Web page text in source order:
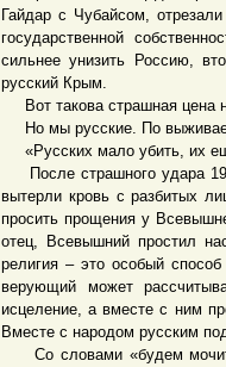
Гайдар с Чубайсом,
государственной
сильнее унизить Россию,
русский Крым.
Вот такова страшная цена
Но мы русские. По
«Русских мало убить, их
После страшного удара
вытерли кровь с разбитых
просить прощения у
отец, Всевышний простил
религия – это особый
верующий может
исцеление, а вместе с ним
Вместе с народом русским
Со словами «будем